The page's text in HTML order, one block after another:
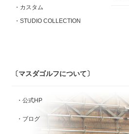
・カスタム
・STUDIO COLLECTION
〔マスダゴルフについて〕
・公式HP
・ブログ